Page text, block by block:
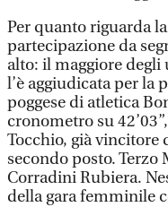
Per quanto riguarda
partecipazione da
alto: il maggiore degli
l’è aggiudicata per la
poggese di atletica
cronometro su
Tocchio, già vincitore
secondo posto.
Corradini Rubiera.
della gara femminile